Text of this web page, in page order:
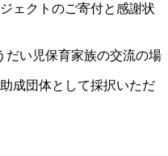
ェクトのご寄付と感謝状
だい児保育家族の交流の場
成団体として採択いただ